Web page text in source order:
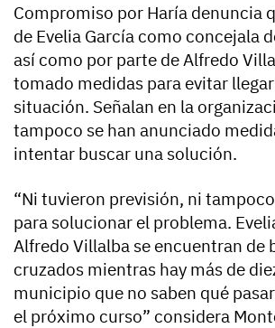
Compromiso por Haría denuncia
de Evelia García como concejala
así como por parte de Alfredo
tomado medidas para evitar
situación. Señalan en la
tampoco se han anunciado
intentar buscar una solución.
“Ni tuvieron previsión, ni
para solucionar el problema.
Alfredo Villalba se encuentran de
cruzados mientras hay más de
municipio que no saben qué
el próximo curso” considera